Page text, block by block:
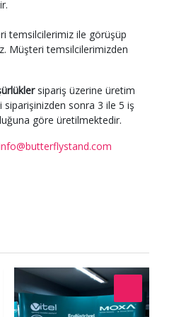
temsilcilerimiz ile görüşüp
Müşteri temsilcilerimizden
sipariş üzerine üretim
sonra 3 ile 5 iş
göre üretilmektedir.